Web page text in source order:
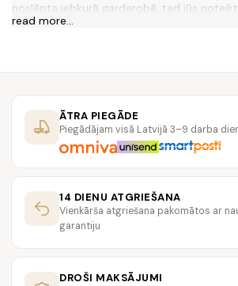
noslēpta jebkurā garderobē, tad jūs
meklējat mūsu melnas platformas kurpēs.
varat atrast jaunākās un stilīgākās melnas
klientu loks un atsaucīgais personāls ir
to, ko meklējat. Reģistrējieties mūsu vietnē
piedāvājumus un ziņas par jaunākajiem
read more...
ĀTRA PIEGĀDE
Piegādājam visā Latvijā 3–9 darba
14 DIENU ATGRIEŠANA
Vienkārša atgriešana pakomātos ar
garantiju
DROŠI MAKSĀJUMI